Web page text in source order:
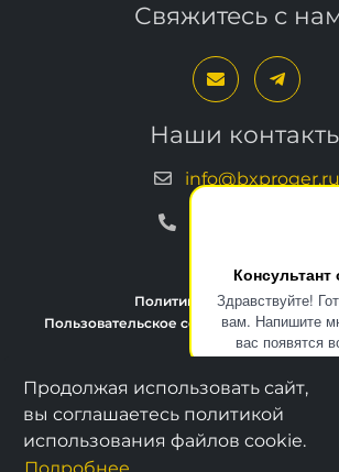
Консультант
Здравствуйте!
вам. Напишите
вас появятся
Свяжитесь с
Наши
info@bxproger.ru
Политика
Пользовательское соглашение
Copyright © 2013–2026,
Продолжая использовать сайт,
вы соглашаетесь политикой
использования файлов cookie.